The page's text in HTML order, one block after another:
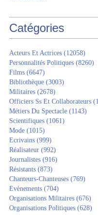
Catégories
Acteurs Et Actrices (12058)
Personnalités Politiques (8260)
Films (6647)
Bibliothèque (3003)
Militaires (2678)
Officiers Ss Et Collaborateurs
Métiers Du Spectacle (1143)
Scientifiques (1061)
Mode (1015)
Ecrivains (999)
Réalisateur (992)
Journalistes (916)
Résistants (873)
Chanteurs-Chanteuses (769)
Evènements (704)
Organisations Militaires (676)
Organisations Politiques (628)